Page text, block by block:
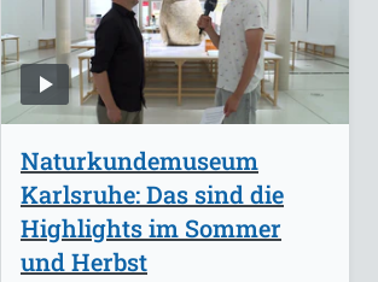
Naturkundemuseum
Karlsruhe: Das sind die
Highlights im Sommer
und Herbst